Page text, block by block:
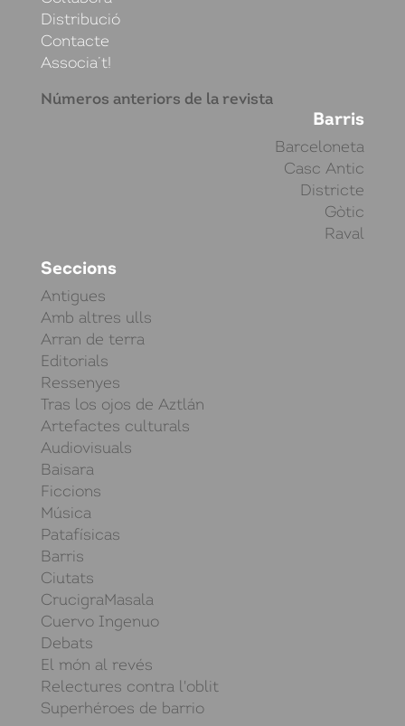
Distribució
Contacte
Associa’t!
Números anteriors de la revista
Barris
Barceloneta
Casc Antic
Districte
Gòtic
Raval
Seccions
Antigues
Amb altres ulls
Arran de terra
Editorials
Ressenyes
Tras los ojos de Aztlán
Artefactes culturals
Audiovisuals
Baisara
Ficcions
Música
Patafísicas
Barris
Ciutats
CrucigraMasala
Cuervo Ingenuo
Debats
El món al revés
Relectures contra l'oblit
Superhéroes de barrio